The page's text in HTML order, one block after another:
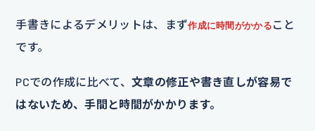
手書きによるデメリットは、まず作成に時間がかかる こと
です。
PCでの作成に比べて、 文章の修正や書き直しが容易で
はないため、手間と時間がかかります。